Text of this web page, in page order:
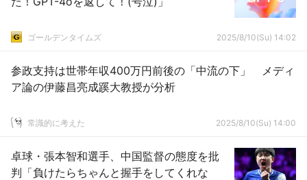
ゴールデンタイムズ 2025/8/10(Su) 14:02
参政支持は世帯年収400万円前後の「中流の下」 メディ
ア論の伊藤昌亮成蹊大教授が分析
常識的に考えた 2025/8/10(Su) 14:00
卓球・張本智和選手、中国監督の態度を批
判「負けたらちゃんと握手をしてくれな